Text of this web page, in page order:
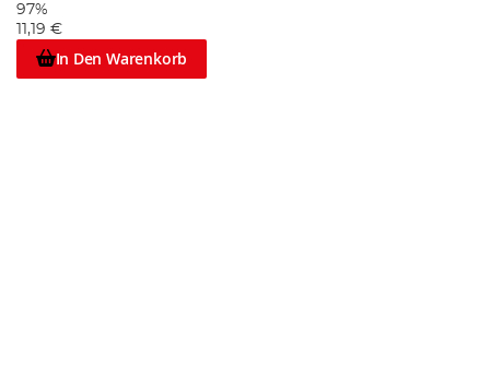
97%
11,19 €
In Den Warenkorb